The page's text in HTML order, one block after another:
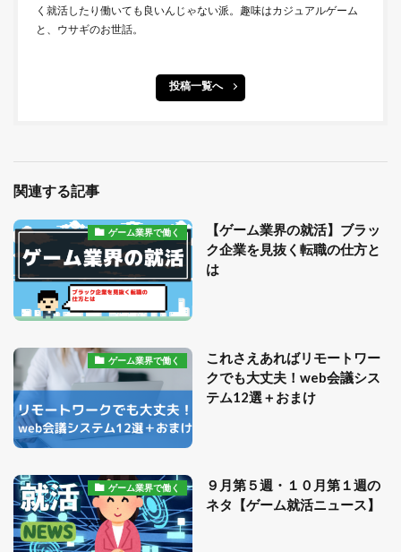
く就活したり働いても良いんじゃない派。趣味はカジュアルゲーム
と、ウサギのお世話。
投稿一覧へ
関連する記事
ゲーム業界で働く
【ゲーム業界の就活】ブラッ
ク企業を見抜く転職の仕方と
は
ゲーム業界で働く
これさえあればリモートワー
クでも大丈夫！web会議シス
テム12選＋おまけ
ゲーム業界で働く
９月第５週・１０月第１週の
ネタ【ゲーム就活ニュース】